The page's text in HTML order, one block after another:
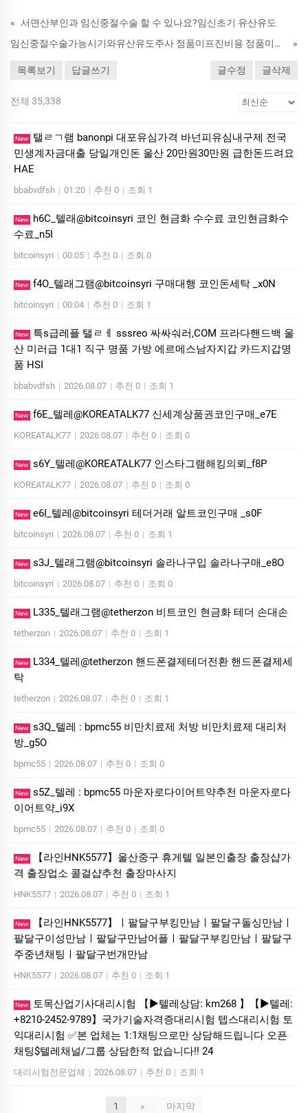
« 서면산부인과 임신중절수술 할 수 있나요?임신초기 유산유도
임신중절수술가능시기와유산유도주사 정품미프진비용 정품미프진구매대행자연유산할수있는약파는곳 처방비용 조건 궁금해요 임신중절되는약종류및사용방법
»
목록보기 답글쓰기 글수정 글삭제
전체 35,338
New
탤ㄹㄱ램 banonpi 대포유심가격 바넌피유심내구제 전국
민생계자금대출 당일개인돈 울산 20만원30만원 급한돈드려요
HAE
bbabvdfsh | 01:20 | 추천 0 | 조회 1
New
h6C_텔래@bitcoinsyri 코인 현금화 수수료 코인현금화수
수료_n5I
bitcoinsyri | 00:05 | 추천 0 | 조회 0
New f4O_텔래그램@bitcoinsyri 구매대행 코인돈세탁 _x0N
bitcoinsyri | 00:04 | 추천 0 | 조회 1
New
특s급레플 탤ㄹㅔ sssreo 싸싸숴러,COM 프라다핸드백 울
산 미러급 1대1 직구 명품 가방 에르메스남자지갑 카드지갑명
품 HSI
bbabvdfsh | 2026.08.07 | 추천 0 | 조회 1
New f6E_텔레@KOREATALK77 신세계상품권코인구매_e7E
KOREATALK77 | 2026.08.07 | 추천 0 | 조회 0
New s6Y_텔레@KOREATALK77 인스타그램해킹의뢰_f8P
KOREATALK77 | 2026.08.07 | 추천 0 | 조회 0
New e6I_텔레@bitcoinsyri 테더거래 알트코인구매 _s0F
bitcoinsyri | 2026.08.07 | 추천 0 | 조회 1
New s3J_텔래그램@bitcoinsyri 솔라나구입 솔라나구매_e8O
bitcoinsyri | 2026.08.07 | 추천 0 | 조회 0
New L335_텔래그램@tetherzon 비트코인 현금화 테더 손대손
tetherzon | 2026.08.07 | 추천 0 | 조회 1
New
L334_텔레@tetherzon 핸드폰결제테더전환 핸드폰결제세
탁
tetherzon | 2026.08.07 | 추천 0 | 조회 1
New s3Q_텔레 : bpmc55 비만치료제 처방 비만치료제 대리처
방_g5O
bpmc55 | 2026.08.07 | 추천 0 | 조회 0
New s5Z_텔레 : bpmc55 마운자로다이어트약추천 마운자로다
이어트약_i9X
bpmc55 | 2026.08.07 | 추천 0 | 조회 0
New
【라인HNK5577】울산중구 휴게텔 일본인출장 출장샵가
격 출장업소 콜걸샵추천 출장마사지
HNK5577 | 2026.08.07 | 추천 0 | 조회 1
New
【라인HNK5577】ㅣ팔달구부킹만남ㅣ팔달구돌싱만남ㅣ
팔달구이성만남ㅣ팔달구만남어플ㅣ팔달구부킹만남ㅣ팔달구
주중년채팅ㅣ팔달구번개만남
HNK5577 | 2026.08.07 | 추천 0 | 조회 1
New
토목산업기사대리시험 【▶텔레상담: km268 】【▶텔레:
+8210-2452-9789】국가기술자격증대리시험 텝스대리시험 토
익대리시험 ✅본 업체는 1:1채팅으로만 상담해드립니다 오픈
채팅$텔레채널/그룹 상담한적 없습니다!! 24
대리시험전문업체 | 2026.08.07 | 추천 0 | 조회 1
1 » 마지막